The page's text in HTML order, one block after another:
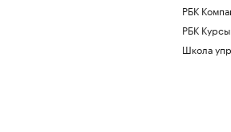
РБК
РБК Курсы
Школа